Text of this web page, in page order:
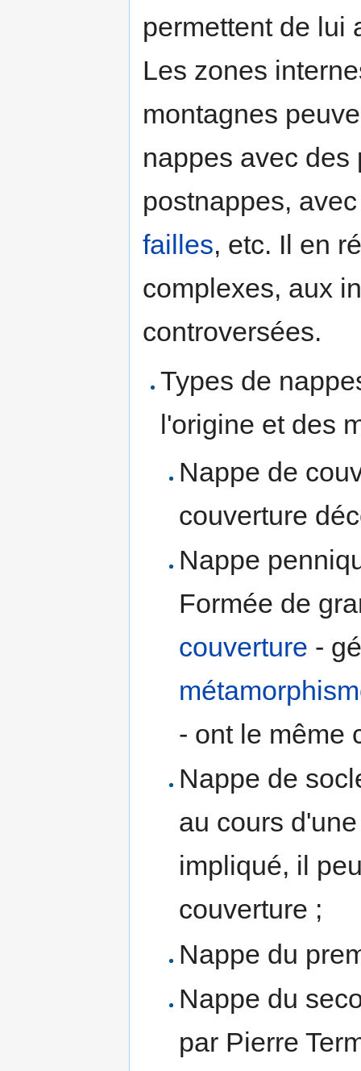
permettent de lui
Les zones
montagnes
nappes avec des
postnappes,
failles, etc. Il en
complexes, aux
controversées.
Types de
l'origine et des
Nappe de
couverture
Nappe
Formée de
couverture -
- ont le même
Nappe de
au cours
impliqué, il
couverture ;
Nappe du
Nappe du
par Pierre